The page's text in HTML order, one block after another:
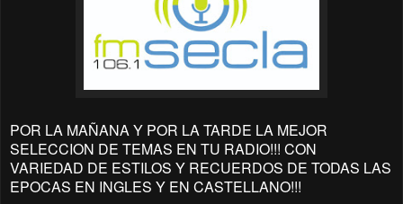
POR LA MAÑANA Y POR LA TARDE LA MEJOR
SELECCION DE TEMAS EN TU RADIO!!! CON
VARIEDAD DE ESTILOS Y RECUERDOS DE TODAS LAS
EPOCAS EN INGLES Y EN CASTELLANO!!!